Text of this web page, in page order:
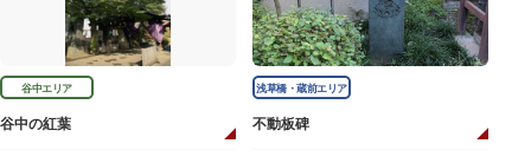
谷中エリア
谷中の紅葉
浅草橋・蔵前エリア
不動板碑